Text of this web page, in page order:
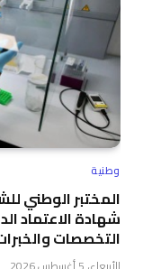
وطنية
المختبر الوطني
التخصصات